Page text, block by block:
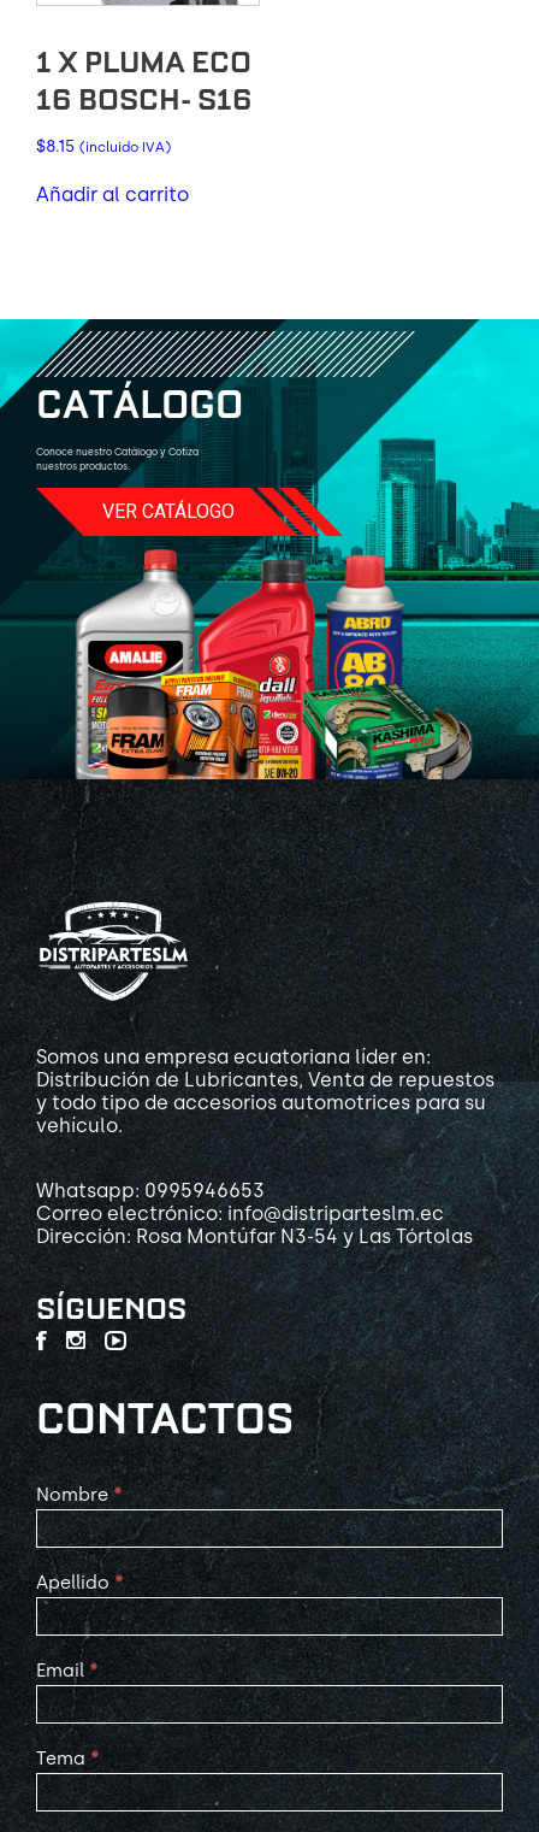
1 X PLUMA ECO
16 BOSCH- S16
$8.15 (incluido IVA)
Añadir al carrito
CATÁLOGO
Conoce nuestro Catálogo y Cotiza
nuestros productos.
VER CATÁLOGO
Somos una empresa ecuatoriana líder en:
Distribución de Lubricantes, Venta de repuestos
y todo tipo de accesorios automotrices para su
vehículo.
Whatsapp: 0995946653
Correo electrónico: info@distriparteslm.ec
Dirección: Rosa Montúfar N3-54 y Las Tórtolas
SÍGUENOS
CONTACTOS
Contact
Us
Nombre *
Apellido *
Email *
Tema *